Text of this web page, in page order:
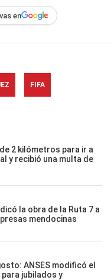
en
FIFA
2 kilómetros para ir a
y recibió una multa de
la obra de la Ruta 7 a
mendocinas
ANSES modificó el
jubilados y